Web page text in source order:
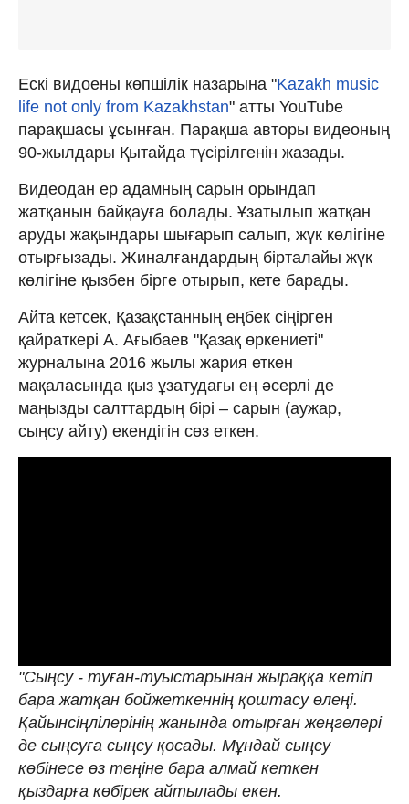
Ескі видоены көпшілік назарына "Kazakh music
life not only from Kazakhstan" атты YouTube
парақшасы ұсынған. Парақша авторы видеоның
90-жылдары Қытайда түсірілгенін жазады.
Видеодан ер адамның сарын орындап
жатқанын байқауға болады. Ұзатылып жатқан
аруды жақындары шығарып салып, жүк көлігіне
отырғызады. Жиналғандардың бірталайы жүк
көлігіне қызбен бірге отырып, кете барады.
Айта кетсек, Қазақстанның еңбек сіңірген
қайраткері А. Ағыбаев "Қазақ өркениеті"
журналына 2016 жылы жария еткен
мақаласында қыз ұзатудағы ең әсерлі де
маңызды салттардың бірі – сарын (аужар,
сыңсу айту) екендігін сөз еткен.
"Сыңсу - туған-туыстарынан жыраққа кетіп
бара жатқан бойжеткеннің қоштасу өлеңі.
Қайынсіңлілерінің жанында отырған жеңгелері
де сыңсуға сыңсу қосады. Мұндай сыңсу
көбінесе өз теңіне бара алмай кеткен
қыздарға көбірек айтылады екен.